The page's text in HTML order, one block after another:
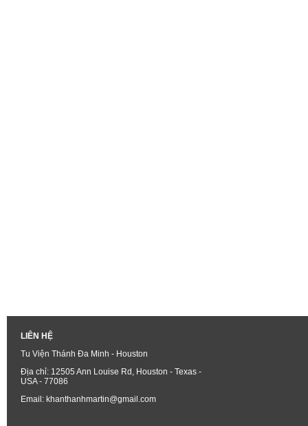
LIÊN HỆ
Tu Viện Thánh Đa Minh - Houston
Địa chỉ: 12505 Ann Louise Rd, Houston - Texas -
USA - 77086
Email: khanthanhmartin@gmail.com